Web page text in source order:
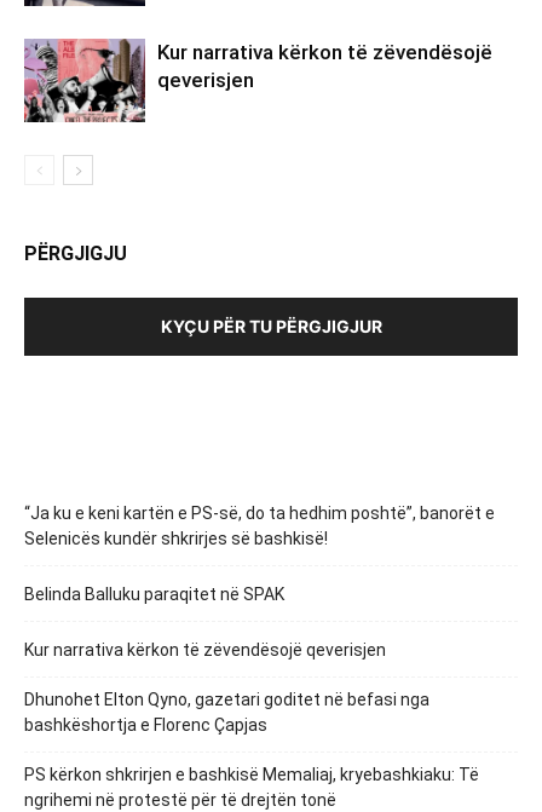
Kur narrativa kërkon të zëvendësojë
qeverisjen
PËRGJIGJU
KYÇU PËR TU PËRGJIGJUR
“Ja ku e keni kartën e PS-së, do ta hedhim poshtë”, banorët e
Selenicës kundër shkrirjes së bashkisë!
Belinda Balluku paraqitet në SPAK
Kur narrativa kërkon të zëvendësojë qeverisjen
Dhunohet Elton Qyno, gazetari goditet në befasi nga
bashkëshortja e Florenc Çapjas
PS kërkon shkrirjen e bashkisë Memaliaj, kryebashkiaku: Të
ngrihemi në protestë për të drejtën tonë